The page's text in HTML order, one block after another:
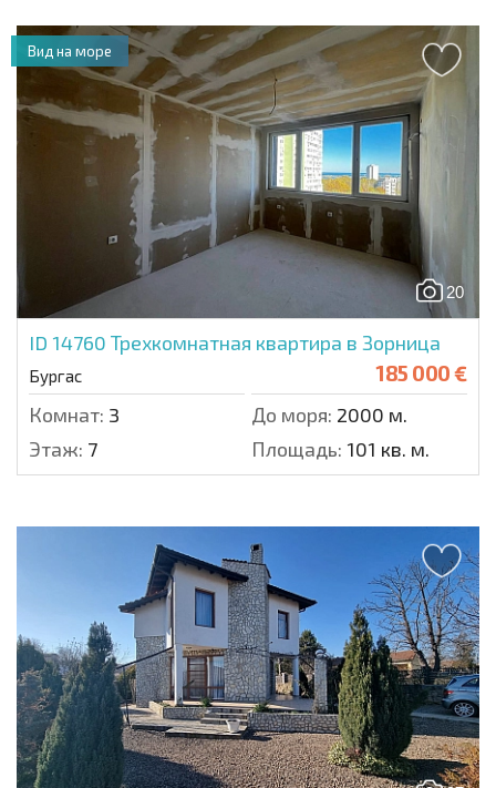
20
ID 14760 Трехкомнатная квартира в Зорница
Бургас 185 000 €
Комнат: 3 До моря: 2000 м.
Этаж: 7 Площадь: 101 кв. м.
Вид на море